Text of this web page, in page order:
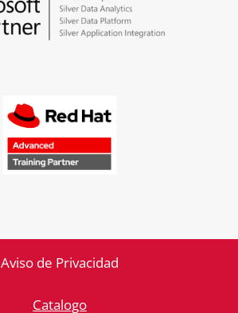
Aviso de Privacidad
Catalogo